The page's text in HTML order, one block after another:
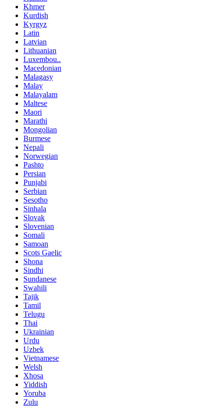
Khmer
Kurdish
Kyrgyz
Latin
Latvian
Lithuanian
Luxembou..
Macedonian
Malagasy
Malay
Malayalam
Maltese
Maori
Marathi
Mongolian
Burmese
Nepali
Norwegian
Pashto
Persian
Punjabi
Serbian
Sesotho
Sinhala
Slovak
Slovenian
Somali
Samoan
Scots Gaelic
Shona
Sindhi
Sundanese
Swahili
Tajik
Tamil
Telugu
Thai
Ukrainian
Urdu
Uzbek
Vietnamese
Welsh
Xhosa
Yiddish
Yoruba
Zulu